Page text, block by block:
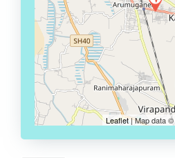
Leaflet| Map data ©